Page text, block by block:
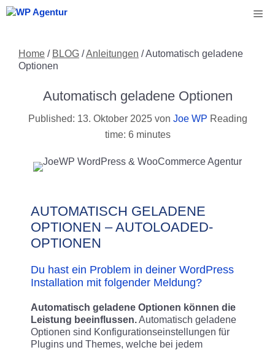
Zum
Inhalt
Home / BLOG /Anleitungen /Automatisch geladene
Optionen
Automatisch geladene Optionen
13. Oktober 2025 von Joe WP Reading
time: 6 minutes
AUTOMATISCH GELADENE
OPTIONEN – AUTOLOADED-
OPTIONEN
Du hast ein Problem in deiner WordPress
Installation mit folgender Meldung?
Automatisch geladene Optionen können die
Leistung beeinflussen.Automatisch geladene
Optionen sind Konfigurationseinstellungen für
Plugins und Themes, welche bei jedem